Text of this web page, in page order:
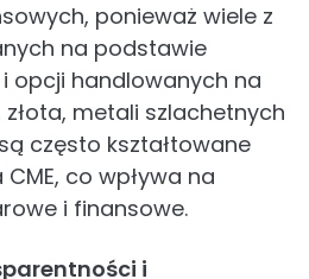
ponieważ wiele z
na podstawie
opcji handlowanych na
złota, metali szlachetnych
często kształtowane
co wpływa na
i finansowe.
i